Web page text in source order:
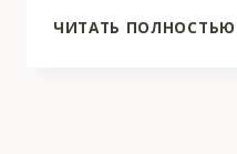
ЧИТАТЬ ПОЛНОСТЬЮ